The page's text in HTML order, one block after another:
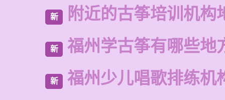
新 附近的古筝培训机构
新 福州学古筝有哪些地
新 福州少儿唱歌排练机